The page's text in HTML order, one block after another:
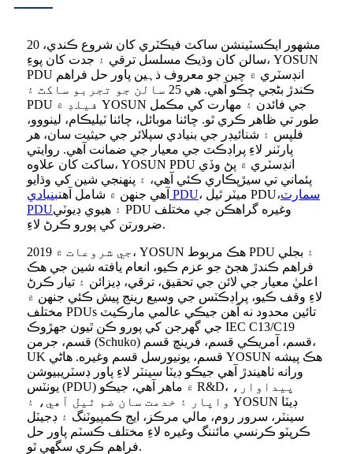
مشهور ايڪسٽينشن ساکٽ فيڪٽري کان شروع ڪندي، 20
سالن کان وڌيڪ مسلسل ترقي ۽ جدت کان پوءِ، YOSUN
PDU انڊسٽري ۾ چين جو معروف ذہين پاور حل فراهم
ڪندڙ بڻجي چڪو آهي. هي 25 سالن جو تجربو ساکٽ ۽
PDU فيلڊ ۾ YOSUN جي فائدن ۽ مهارت کي مڪمل
طور تي ظاهر ڪري ٿو. چائنا موبائل، چائنا ٽيليڪام، لينووو،
فلپس ۽ شنائيڊر جي بنيادي سپلائر جي حيثيت سان، هر
پارٽنر لاءِ پراڊڪٽ جي معيار جي ضمانت آهي. روايتي
ساکٽ کان علاوه، YOSUN PDU انڊسٽري ۾ پڻ وڏي
پئماني تي سيڙپڪاري ڪئي آهي، ۽ پنهنجي شين کي وڌايو
آهي جنهن ۾ شامل آهن بنيادي PDU ، ميٽر ٿيل PDU،سمارٽ
PDU۽ هيوي ڊيوٽي PDU وغيره گراهڪن جي مختلف
ضرورتن کي پورو ڪرڻ لاءِ.
2019 جي شروعات ۾، YOSUN هڪ مربوط PDU ۽ بجلي
فراهم ڪندڙ هجڻ جو عزم ڪيو، انعام يافته شين جي هڪ
اعليٰ معيار جي لائن جي تحقيق، ترقي، ڊيزائن ۽ تيار ڪرڻ
لاءِ وقف ڪيو، پراڊڪٽس جي وسيع رينج پيش ڪئي جنهن ۾
مختلف PDUs تائين محدود نه آهن جيڪي عالمي مارڪيٽ
جي گهرجن کي پورو ڪن ٿيون جهڙوڪ IEC C13/C19
قسم، جرمن (Schuko) قسم، آمريڪي قسم، فرينچ قسم،
UK قسم، يونيورسل قسم وغيره. هاڻي YOSUN هڪ پيشه
ورانه ٺاهيندڙ آهي جيڪو ڊيٽا سينٽر لاءِ پاور ڊسٽريبيوشن
يونٽس (PDU) ۾ ماهر آهي، جيڪو R&D، پيداوار،
واپار ۽ خدمت سان ضم ٿيل آهي، ۽ YOSUN ڊيٽا
سينٽر، سرور روم، مالي مرڪز، ايج ڪمپيوٽنگ ۽ ڊجيٽل
ڪرپٽو ڪرنسي مائننگ وغيره لاءِ مختلف ڪسٽم پاور حل
فراهم ڪري سگهي ٿو.